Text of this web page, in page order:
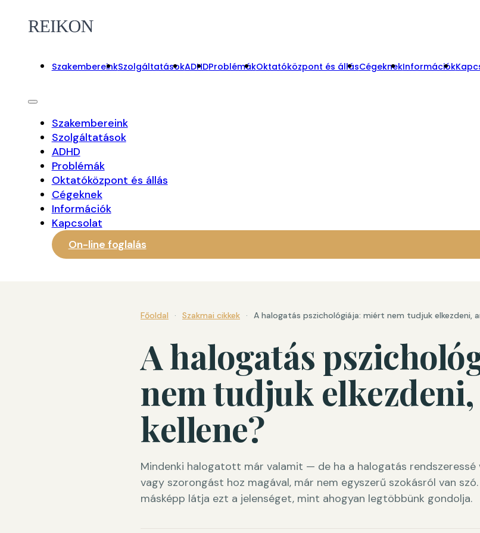
SzakembereinkSzolgáltatásokADHDProblémákOktatóközpont és állásCégeknekInformációk
Szakembereink
Szolgáltatások
ADHD
Problémák
Oktatóközpont és állás
Cégeknek
Információk
Kapcsolat
On-line foglalás
Főoldal · Szakmai cikkek · A halogatás pszichológiája: miért nem tudjuk elkezdeni,
A halogatás
nem tudjuk
kellene?
Mindenki halogatott már valamit — de ha a halogatás
vagy szorongást hoz magával, már nem egyszerű szokásról van
másképp látja ezt a jelenséget, mint ahogyan legtöbbünk gondolja.